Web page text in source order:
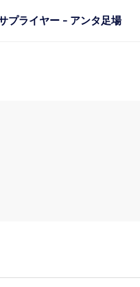
プライヤー - アンタ足場